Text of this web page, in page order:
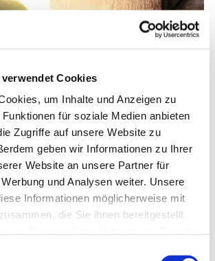
Cookies
um Inhalte und Anzeigen zu
für soziale Medien anbieten
Zugriffe auf unsere Website zu
geben wir Informationen zu Ihrer
Website an unsere Partner für
und Analysen weiter. Unsere
Informationen möglicherweise mit
die Sie ihnen bereitgestellt